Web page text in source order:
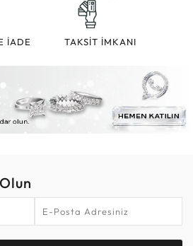
İADE TAKSİT İMKANI